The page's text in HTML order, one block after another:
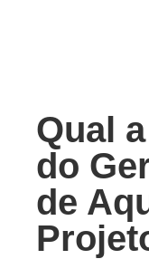
Qual
do
de